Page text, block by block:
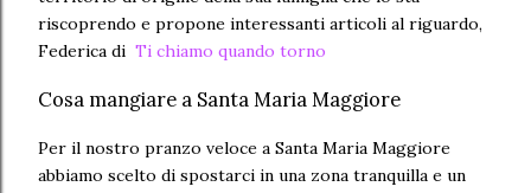
riscoprendo e propone interessanti articoli al riguardo,
Federica di Ti chiamo quando torno
Cosa mangiare a Santa Maria Maggiore
Per il nostro pranzo veloce a Santa Maria Maggiore
abbiamo scelto di spostarci in una zona tranquilla e un